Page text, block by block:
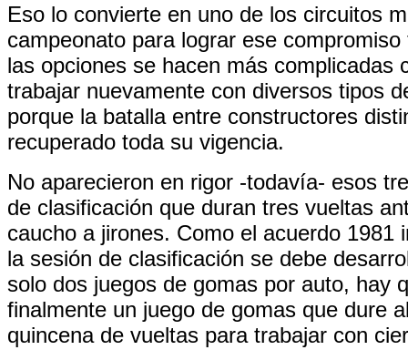
Eso lo convierte en uno de los circuitos
campeonato para lograr ese
las opciones se hacen más complicadas
trabajar nuevamente con diversos tipos
porque la batalla entre constructores
recuperado toda su vigencia.
No aparecieron en rigor -todavía- esos
de clasificación que duran tres vueltas
caucho a jirones. Como el acuerdo 1981
la sesión de clasificación se debe
solo dos juegos de gomas por auto, hay
finalmente un juego de gomas que dure
quincena de vueltas para trabajar con